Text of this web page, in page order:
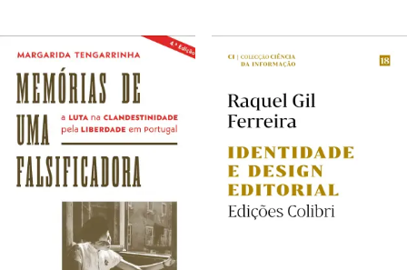
10,00 €.9,00 €.
18,00 €.16,20 €.
PROMOÇÃO! PROMOÇÃO!